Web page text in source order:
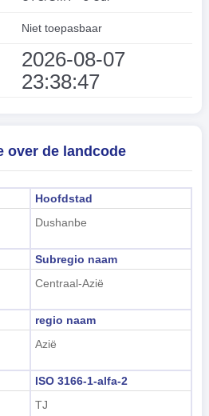
Niet toepasbaar
2026-08-07
23:38:47
over de landcode
Hoofdstad
Dushanbe
Subregio naam
Centraal-Azië
regio naam
Azië
ISO 3166-1-alfa-2
TJ